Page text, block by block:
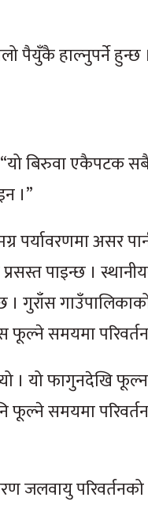
पैयुँकै हाल्नुपर्ने
बिरुवा एकैपटक
।”
पर्यावरणमा असर
पाइन्छ ।
फूल्ने समयमा
। यो फागुनदेखि
फूल्ने समयमा
जलवायु